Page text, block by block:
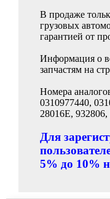
В продаже
грузовых
гарантией от
Информация о
запчастям на
Номера
0310977440,
28016E,
Для
5% до 10%